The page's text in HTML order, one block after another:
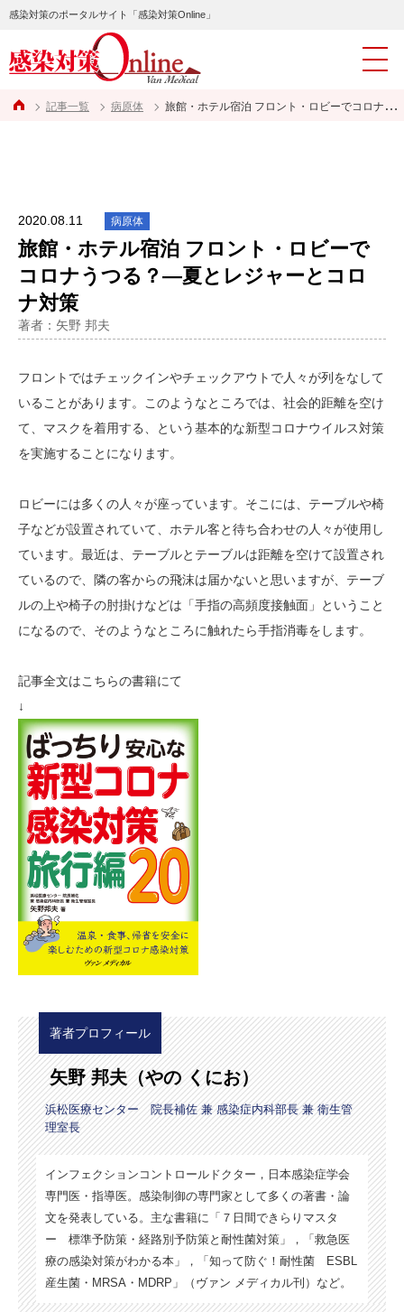
感染対策のポータルサイト「感染対策Online」
記事一覧 病原体 旅館・ホテル宿泊 フロント・ロビーでコロナうつる？―夏とレジャーとコロナ対策
2020.08.11 病原体
旅館・ホテル宿泊 フロント・ロビーで
コロナうつる？―夏とレジャーとコロ
ナ対策
著者：矢野 邦夫
フロントではチェックインやチェックアウトで人々が列をなして
いることがあります。このようなところでは、社会的距離を空け
て、マスクを着用する、という基本的な新型コロナウイルス対策
を実施することになります。
ロビーには多くの人々が座っています。そこには、テーブルや椅
子などが設置されていて、ホテル客と待ち合わせの人々が使用し
ています。最近は、テーブルとテーブルは距離を空けて設置され
ているので、隣の客からの飛沫は届かないと思いますが、テーブ
ルの上や椅子の肘掛けなどは「手指の高頻度接触面」ということ
になるので、そのようなところに触れたら手指消毒をします。
記事全文はこちらの書籍にて
↓
著者プロフィール
矢野 邦夫（やの くにお）
浜松医療センター 院長補佐 兼 感染症内科部長 兼 衛生管
理室長
インフェクションコントロールドクター，日本感染症学会
専門医・指導医。感染制御の専門家として多くの著書・論
文を発表している。主な書籍に「７日間できらりマスタ
ー 標準予防策・経路別予防策と耐性菌対策」，「救急医
療の感染対策がわかる本」，「知って防ぐ！耐性菌 ESBL
産生菌・MRSA・MDRP」（ヴァン メディカル刊）など。